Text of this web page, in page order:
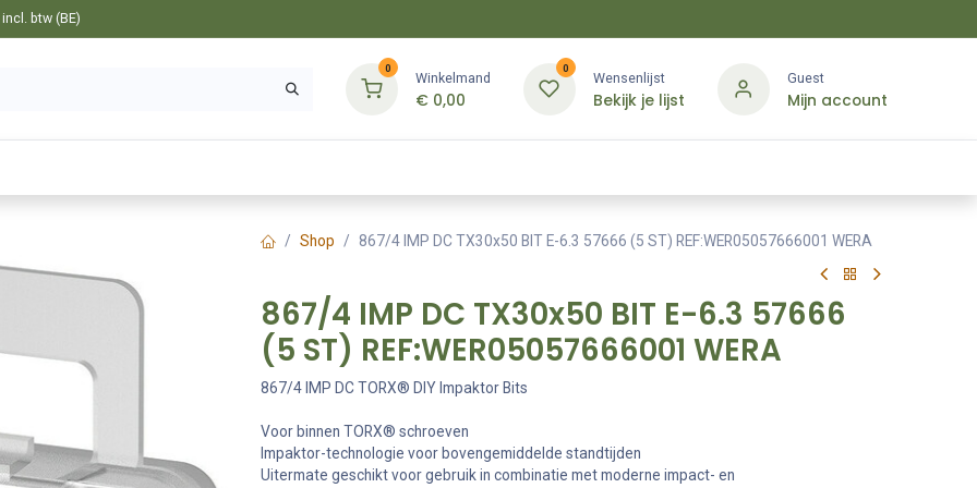
btw (BE)
0
Winkelmand
€ 0,00
0
Wensenlijst
Bekijk je lijst
Guest
Mijn account
Shop 867/4 IMP DC TX30x50 BIT E-6.3 57666 (5 ST) REF:WER05057666001 WERA
867/4 IMP DC TX30x50 BIT E-6.3 57666
(5 ST) REF:WER05057666001 WERA
867/4 IMP DC TORX® DIY Impaktor Bits
Voor binnen TORX® schroeven
Impaktor-technologie voor bovengemiddelde standtijden
Uitermate geschikt voor gebruik in combinatie met moderne impact- en